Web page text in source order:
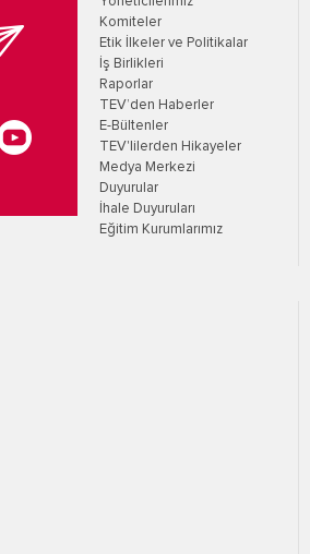
Komiteler
Etik İlkeler ve Politikalar
İş Birlikleri
Raporlar
TEV’den Haberler
E-Bültenler
TEV'lilerden Hikayeler
Medya Merkezi
Duyurular
İhale Duyuruları
Eğitim Kurumlarımız